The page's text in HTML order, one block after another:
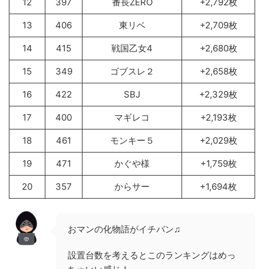
13 406 東リベ +2,709枚
14 415 戦国乙女4 +2,680枚
15 349 ゴブスレ２ +2,658枚
16 422 SBJ +2,329枚
17 400 マギレコ +2,193枚
18 461 モンキー５ +2,029枚
19 471 かぐや様 +1,759枚
20 357 からサー +1,694枚
おマンの化物語がイチバン♫
設置台数を考えるとこのランキングはめっ